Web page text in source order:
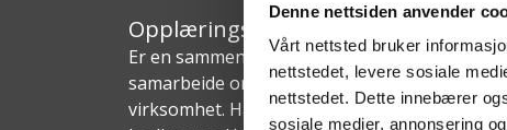
Denne nettsiden anvender
Vårt nettsted bruker
nettstedet, levere sosiale
nettstedet. Dette innebærer
sosiale medier, annonsering
Opplæringskontoret for heste- og
Er en sammenslutning av bedrifter innen
samarbeide om opplæring av lærlinger og
virksomhet. Har et eget styre med